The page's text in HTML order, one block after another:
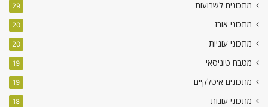
מתכונים לשבועות 29
מתכוני אורז 20
מתכוני עוגיות 20
מטבח טוניסאי 19
מתכונים איטלקיים 19
מתכוני עוגות 18